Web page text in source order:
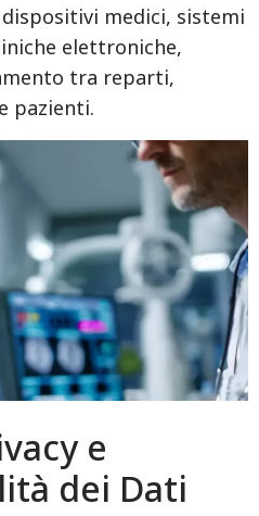
medici, sistemi
elettroniche,
tra reparti,
pazienti.
e
dei Dati